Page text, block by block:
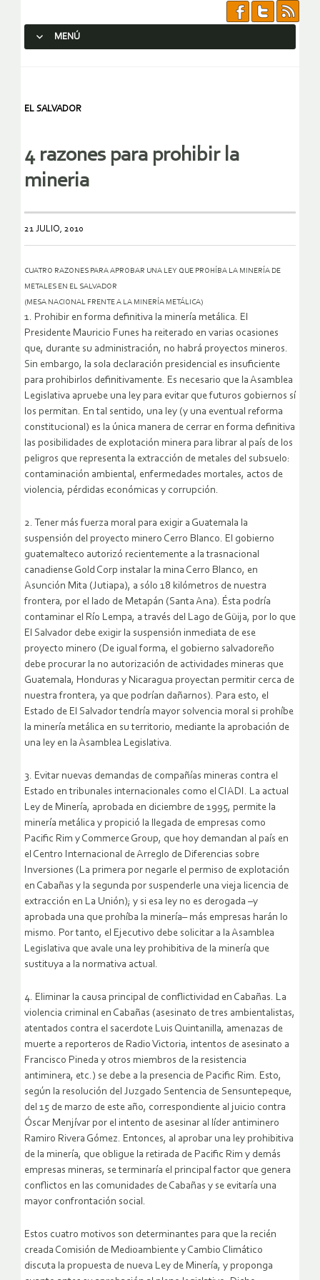
MENÚ
EL SALVADOR
4 razones para prohibir la
mineria
21 JULIO, 2010
CUATRO RAZONES PARA APROBAR UNA LEY QUE PROHÍBA LA MINERÍA DE
METALES EN EL SALVADOR
(MESA NACIONAL FRENTE A LA MINERÍA METÁLICA)
1. Prohibir en forma definitiva la minería metálica. El
Presidente Mauricio Funes ha reiterado en varias ocasiones
que, durante su administración, no habrá proyectos mineros.
Sin embargo, la sola declaración presidencial es insuficiente
para prohibirlos definitivamente. Es necesario que la Asamblea
Legislativa apruebe una ley para evitar que futuros gobiernos sí
los permitan. En tal sentido, una ley (y una eventual reforma
constitucional) es la única manera de cerrar en forma definitiva
las posibilidades de explotación minera para librar al país de los
peligros que representa la extracción de metales del subsuelo:
contaminación ambiental, enfermedades mortales, actos de
violencia, pérdidas económicas y corrupción.
2. Tener más fuerza moral para exigir a Guatemala la
suspensión del proyecto minero Cerro Blanco. El gobierno
guatemalteco autorizó recientemente a la trasnacional
canadiense Gold Corp instalar la mina Cerro Blanco, en
Asunción Mita (Jutiapa), a sólo 18 kilómetros de nuestra
frontera, por el lado de Metapán (Santa Ana). Ésta podría
contaminar el Río Lempa, a través del Lago de Güija, por lo que
El Salvador debe exigir la suspensión inmediata de ese
proyecto minero (De igual forma, el gobierno salvadoreño
debe procurar la no autorización de actividades mineras que
Guatemala, Honduras y Nicaragua proyectan permitir cerca de
nuestra frontera, ya que podrían dañarnos). Para esto, el
Estado de El Salvador tendría mayor solvencia moral si prohíbe
la minería metálica en su territorio, mediante la aprobación de
una ley en la Asamblea Legislativa.
3. Evitar nuevas demandas de compañías mineras contra el
Estado en tribunales internacionales como el CIADI. La actual
Ley de Minería, aprobada en diciembre de 1995, permite la
minería metálica y propició la llegada de empresas como
Pacific Rim y Commerce Group, que hoy demandan al país en
el Centro Internacional de Arreglo de Diferencias sobre
Inversiones (La primera por negarle el permiso de explotación
en Cabañas y la segunda por suspenderle una vieja licencia de
extracción en La Unión); y si esa ley no es derogada –y
aprobada una que prohíba la minería– más empresas harán lo
mismo. Por tanto, el Ejecutivo debe solicitar a la Asamblea
Legislativa que avale una ley prohibitiva de la minería que
sustituya a la normativa actual.
4. Eliminar la causa principal de conflictividad en Cabañas. La
violencia criminal en Cabañas (asesinato de tres ambientalistas,
atentados contra el sacerdote Luis Quintanilla, amenazas de
muerte a reporteros de Radio Victoria, intentos de asesinato a
Francisco Pineda y otros miembros de la resistencia
antiminera, etc.) se debe a la presencia de Pacific Rim. Esto,
según la resolución del Juzgado Sentencia de Sensuntepeque,
del 15 de marzo de este año, correspondiente al juicio contra
Óscar Menjívar por el intento de asesinar al líder antiminero
Ramiro Rivera Gómez. Entonces, al aprobar una ley prohibitiva
de la minería, que obligue la retirada de Pacific Rim y demás
empresas mineras, se terminaría el principal factor que genera
conflictos en las comunidades de Cabañas y se evitaría una
mayor confrontación social.
Estos cuatro motivos son determinantes para que la recién
creada Comisión de Medioambiente y Cambio Climático
discuta la propuesta de nueva Ley de Minería, y proponga